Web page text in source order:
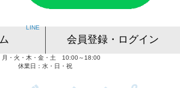
ム
ーム
ム
ム
会員登録・ログイン
月・火・木・金・土 10:00～18:00
休業日：水・日・祝